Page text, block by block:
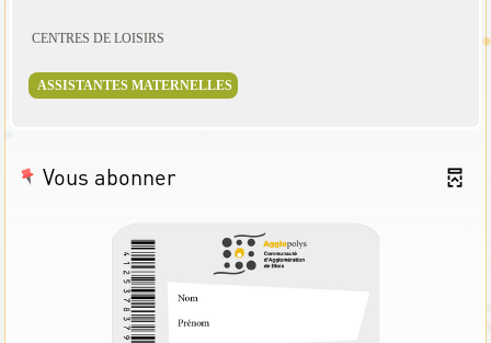
CENTRES DE LOISIRS
ASSISTANTES MATERNELLES
Vous abonner